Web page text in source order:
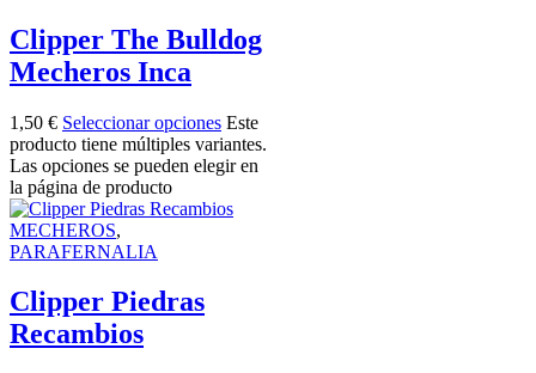
Clipper The Bulldog
Mecheros Inca
1,50 € Seleccionar opciones Este
producto tiene múltiples variantes.
Las opciones se pueden elegir en
la página de producto
MECHEROS,
PARAFERNALIA
Clipper Piedras
Recambios